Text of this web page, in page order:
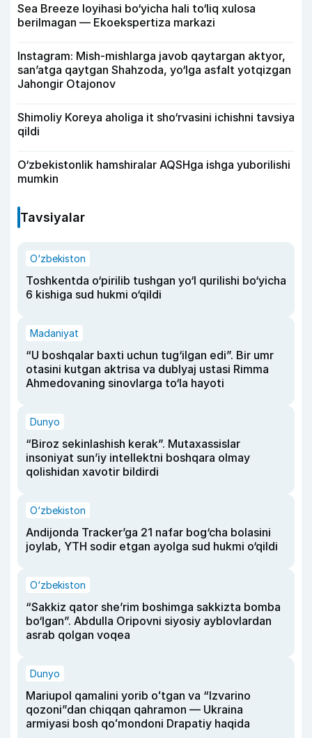
Sea Breeze loyihasi bo‘yicha hali to‘liq xulosa
berilmagan — Ekoekspertiza markazi
Instagram: Mish-mishlarga javob qaytargan aktyor,
san’atga qaytgan Shahzoda, yo‘lga asfalt yotqizgan
Jahongir Otajonov
Shimoliy Koreya aholiga it sho‘rvasini ichishni tavsiya
qildi
O‘zbekistonlik hamshiralar AQSHga ishga yuborilishi
mumkin
Tavsiyalar
O‘zbekiston
Toshkentda o‘pirilib tushgan yo‘l qurilishi bo‘yicha
6 kishiga sud hukmi o‘qildi
Madaniyat
“U boshqalar baxti uchun tug‘ilgan edi”. Bir umr
otasini kutgan aktrisa va dublyaj ustasi Rimma
Ahmedovaning sinovlarga to‘la hayoti
Dunyo
“Biroz sekinlashish kerak”. Mutaxassislar
insoniyat sun’iy intellektni boshqara olmay
qolishidan xavotir bildirdi
O‘zbekiston
Andijonda Tracker’ga 21 nafar bog‘cha bolasini
joylab, YTH sodir etgan ayolga sud hukmi o‘qildi
O‘zbekiston
“Sakkiz qator she’rim boshimga sakkizta bomba
bo‘lgan”. Abdulla Oripovni siyosiy ayblovlardan
asrab qolgan voqea
Dunyo
Mariupol qamalini yorib oʻtgan va “Izvarino
qozoni”dan chiqqan qahramon — Ukraina
armiyasi bosh qoʻmondoni Drapatiy haqida